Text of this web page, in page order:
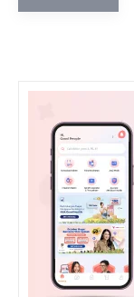
Layanan